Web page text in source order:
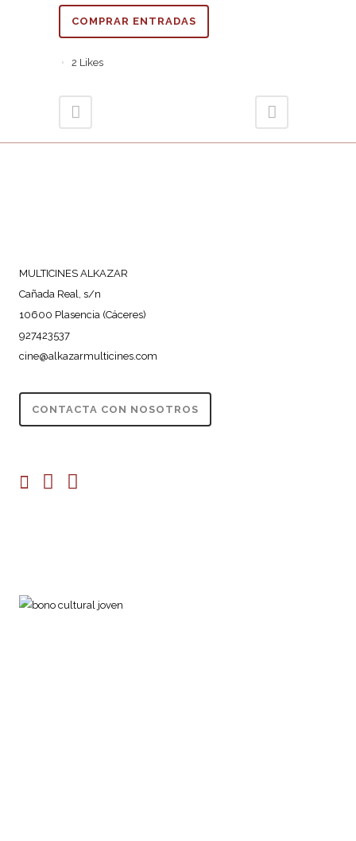
COMPRAR ENTRADAS
2 Likes
MULTICINES ALKAZAR
Cañada Real, s/n
10600 Plasencia (Cáceres)
927423537
cine@alkazarmulticines.com
CONTACTA CON NOSOTROS